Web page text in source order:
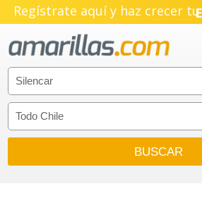
Regístrate aquí y haz crecer tu